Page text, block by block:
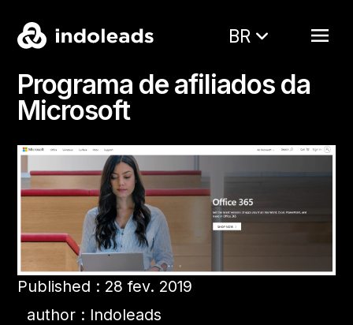
BR
Programa de afiliados da
Microsoft
Published : 28 fev. 2019
author : Indoleads